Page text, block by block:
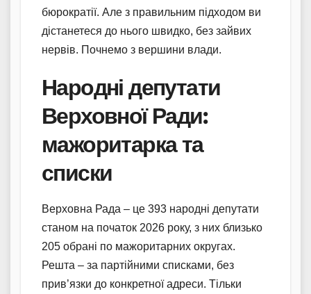
бюрократії. Але з правильним підходом ви
дістанетеся до нього швидко, без зайвих
нервів. Почнемо з вершини влади.
Народні депутати
Верховної Ради:
мажоритарка та
списки
Верховна Рада – це 393 народні депутати
станом на початок 2026 року, з них близько
205 обрані по мажоритарних округах.
Решта – за партійними списками, без
прив’язки до конкретної адреси. Тільки